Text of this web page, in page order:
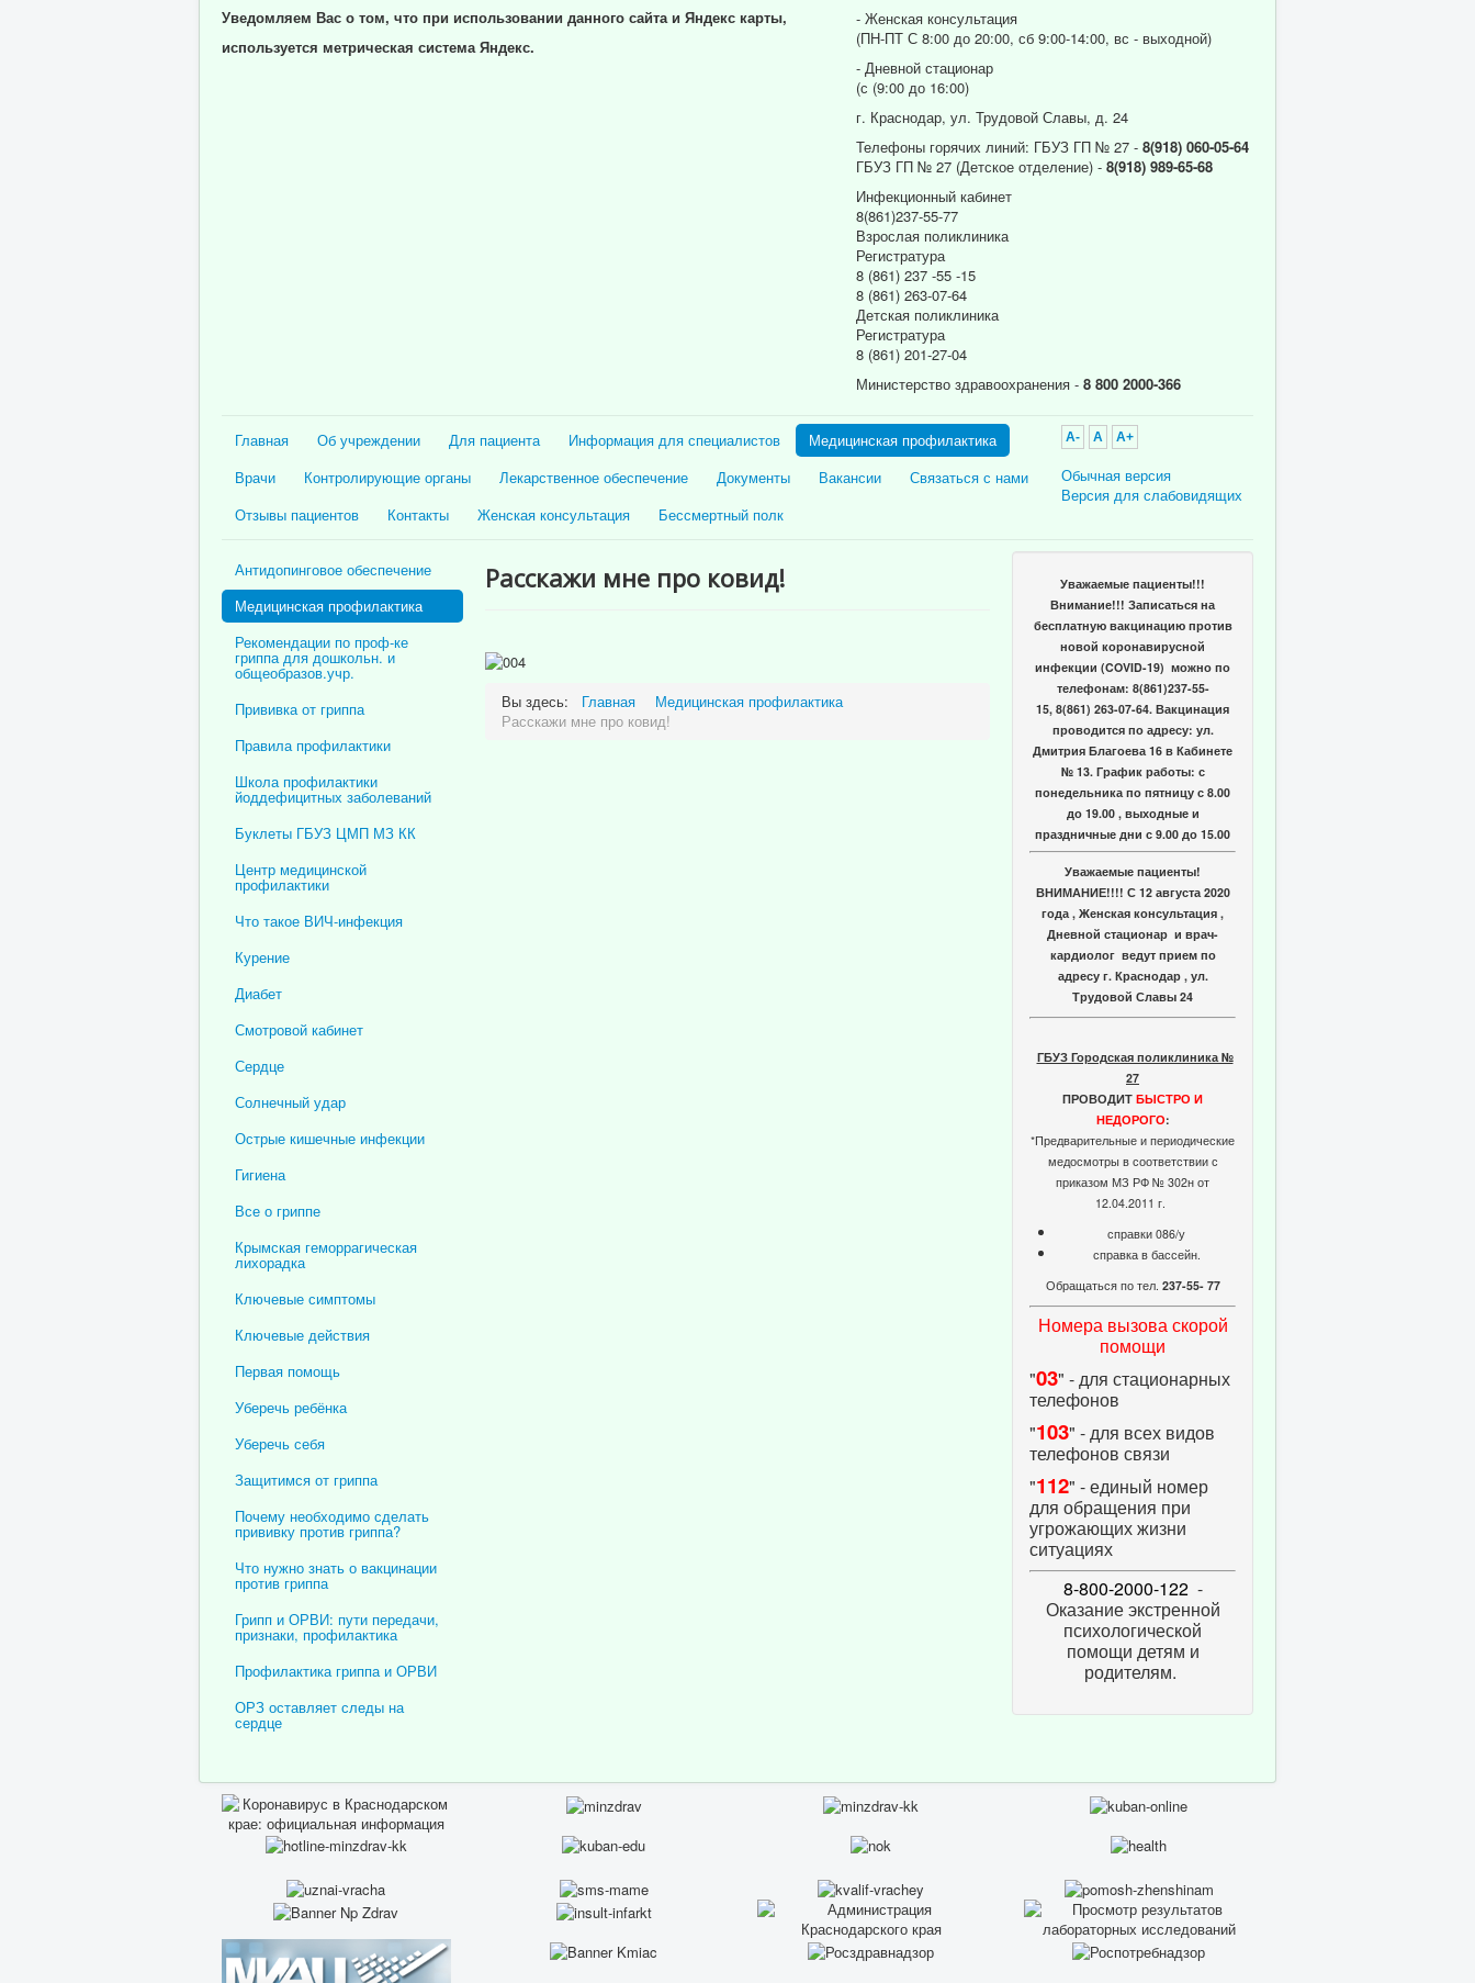
Уведомляем Вас о том, что при использовании данного сайта и Яндекс карты,
используется метрическая система Яндекс.
- Женская консультация
(ПН-ПТ С 8:00 до 20:00, сб 9:00-14:00, вс - выходной)
- Дневной стационар
(с (9:00 до 16:00)
г. Краснодар, ул. Трудовой Славы, д. 24
Телефоны горячих линий: ГБУЗ ГП № 27 - 8(918) 060-05-64
ГБУЗ ГП № 27 (Детское отделение) - 8(918) 989-65-68
Инфекционный кабинет
8(861)237-55-77
Взрослая поликлиника
Регистратура
8 (861) 237 -55 -15
8 (861) 263-07-64
Детская поликлиника
Регистратура
8 (861) 201-27-04
Министерство здравоохранения - 8 800 2000-366
A- A A+
Обычная версия
Версия для слабовидящих
Главная Об учреждении Для пациента Информация для специалистов
Медицинская профилактика
Врачи
Контролирующие органы Лекарственное обеспечение Документы Вакансии
Связаться с нами
Отзывы пациентов
Контакты Женская консультация Бессмертный полк
Антидопинговое обеспечение
Медицинская профилактика
Рекомендации по проф-ке
гриппа для дошкольн. и
общеобразов.учр.
Прививка от гриппа
Правила профилактики
Школа профилактики
йоддефицитных заболеваний
Буклеты ГБУЗ ЦМП МЗ КК
Центр медицинской
профилактики
Что такое ВИЧ-инфекция
Курение
Диабет
Смотровой кабинет
Сердце
Солнечный удар
Острые кишечные инфекции
Гигиена
Все о гриппе
Крымская геморрагическая
лихорадка
Ключевые симптомы
Ключевые действия
Первая помощь
Уберечь ребёнка
Уберечь себя
Защитимся от гриппа
Почему необходимо сделать
прививку против гриппа?
Что нужно знать о вакцинации
против гриппа
Грипп и ОРВИ: пути передачи,
признаки, профилактика
Профилактика гриппа и ОРВИ
ОРЗ оставляет следы на
сердце
Расскажи мне про ковид!
Вы здесь: Главная
Медицинская профилактика
Расскажи мне про ковид!
Уважаемые пациенты!!!
Внимание!!! Записаться на
бесплатную вакцинацию против
новой коронавирусной
инфекции (COVID-19) можно по
телефонам: 8(861)237-55-
15, 8(861) 263-07-64. Вакцинация
проводится по адресу: ул.
Дмитрия Благоева 16 в Кабинете
№ 13. График работы: с
понедельника по пятницу с 8.00
до 19.00 , выходные и
праздничные дни с 9.00 до 15.00
Уважаемые пациенты!
ВНИМАНИЕ!!!! С 12 августа 2020
года , Женская консультация ,
Дневной стационар и врач-
кардиолог ведут прием по
адресу г. Краснодар , ул.
Трудовой Славы 24
ГБУЗ Городская поликлиника №
27
ПРОВОДИТ БЫСТРО И
НЕДОРОГО:
*Предварительные и периодические
медосмотры в соответствии с
приказом МЗ РФ № 302н от
12.04.2011 г.
справки 086/у
справка в бассейн.
Обращаться по тел. 237-55- 77
Номера вызова скорой
помощи
"03" - для стационарных
телефонов
"103" - для всех видов
телефонов связи
"112" - единый номер
для обращения при
угрожающих жизни
ситуациях
8-800-2000-122-
Оказание экстренной
психологической
помощи детям и
родителям.